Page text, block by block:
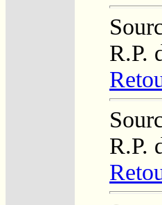
R.P.
R.P.